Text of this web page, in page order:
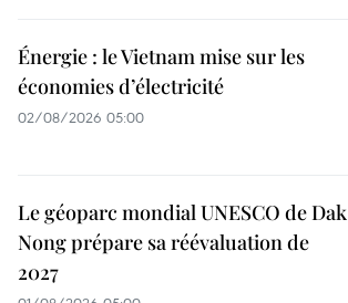
Énergie : le Vietnam mise sur les
économies d’électricité
02/08/2026 05:00
Le géoparc mondial UNESCO de Dak
Nong prépare sa réévaluation de
2027